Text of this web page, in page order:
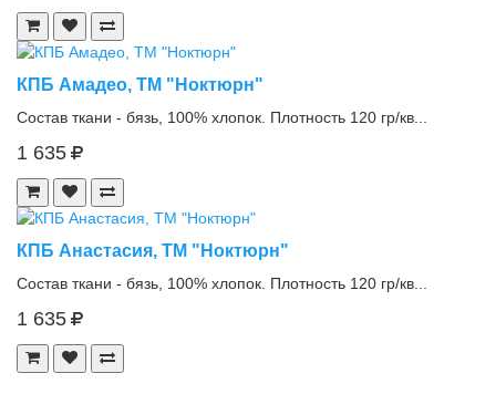
КПБ Амадео, ТМ "Ноктюрн"
Состав ткани - бязь, 100% хлопок. Плотность 120 гр/кв...
1 635
КПБ Анастасия, ТМ "Ноктюрн"
Состав ткани - бязь, 100% хлопок. Плотность 120 гр/кв...
1 635